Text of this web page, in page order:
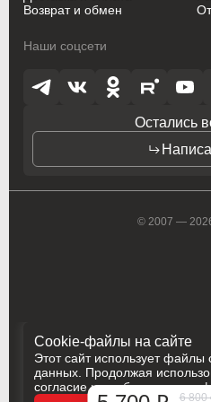
Cookie-файлы на сайте
Этот сайт использует
данных. Продолжая
согласие на работу с этими
6 800
Возврат и обмен
Наши соцсети
Остались
© 2007 —
Peugeot PSA
Porsche
Rolls-Royce
Saab
Peugeot PSA
Porsche
Rolls-Royce
Saab